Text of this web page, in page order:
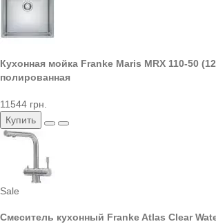
Кухонная мойка Franke Maris MRX 110-50
полированная
11544 грн.
Купить
Sale
Смеситель кухонный Franke Atlas Clear